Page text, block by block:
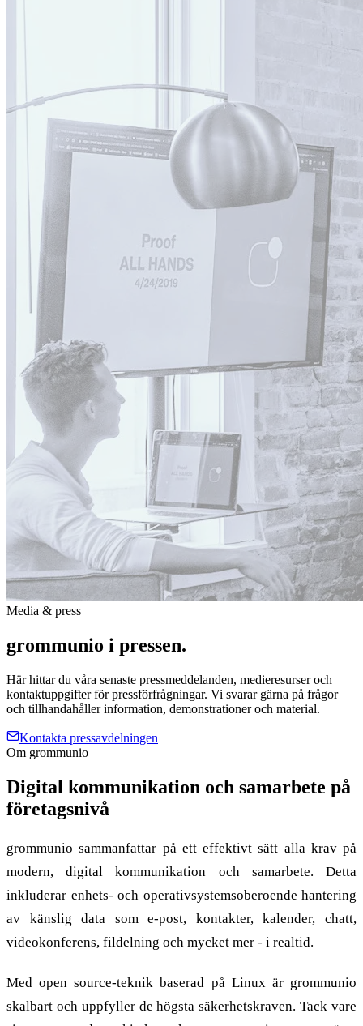
Media & press
grommunio i pressen.
Här hittar du våra senaste pressmeddelanden, medieresurser och
kontaktuppgifter för pressförfrågningar. Vi svarar gärna på frågor
och tillhandahåller information, demonstrationer och material.
Kontakta pressavdelningen
Om grommunio
Digital kommunikation och samarbete på
företagsnivå
grommunio sammanfattar på ett effektivt sätt alla krav på
modern, digital kommunikation och samarbete. Detta
inkluderar enhets- och operativsystemsoberoende hantering
av känslig data som e-post, kontakter, kalender, chatt,
videokonferens, fildelning och mycket mer - i realtid.
Med open source-teknik baserad på Linux är grommunio
skalbart och uppfyller de högsta säkerhetskraven. Tack vare